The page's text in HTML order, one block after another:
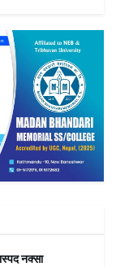
नक्सा